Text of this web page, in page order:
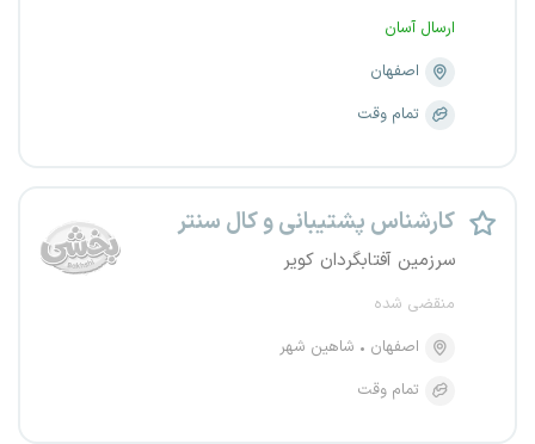
ارسال آسان
اصفهان
تمام وقت
کارشناس پشتیبانی و کال سنتر
سرزمین آفتابگردان کویر
منقضی شده
اصفهان
شاهین‌ شهر
تمام وقت